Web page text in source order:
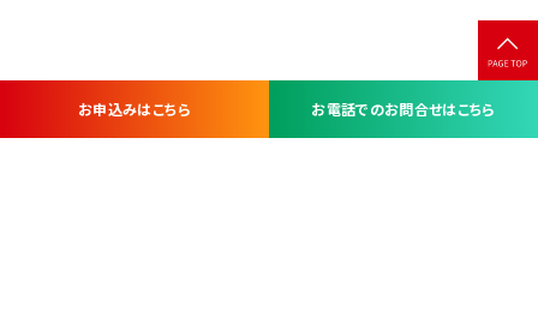
お申込みはこちら お電話でのお問合せはこちら